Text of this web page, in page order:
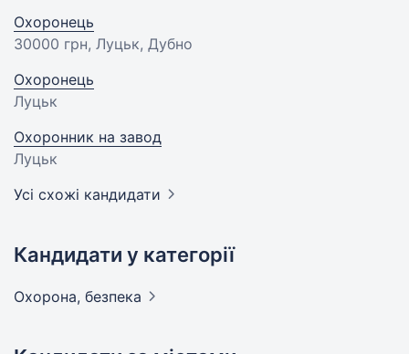
Охоронець
30000 грн, Луцьк, Дубно
Охоронець
Луцьк
Охоронник на завод
Луцьк
Усі схожі кандидати
Кандидати у категорії
Охорона, безпека